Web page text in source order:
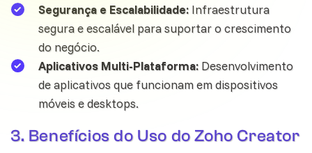
Segurança e Escalabilidade: Infraestrutura
segura e escalável para suportar o crescimento
do negócio.
Aplicativos Multi-Plataforma: Desenvolvimento
de aplicativos que funcionam em dispositivos
móveis e desktops.
3. Benefícios do Uso do Zoho Creator